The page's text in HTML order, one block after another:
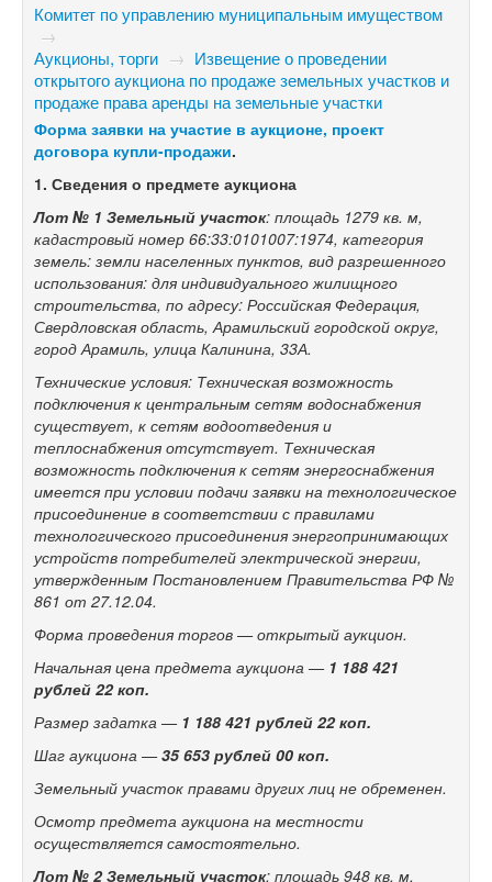
Комитет по управлению муниципальным имуществом
→
Аукционы, торги → Извещение о проведении
открытого аукциона по продаже земельных участков и
продаже права аренды на земельные участки
Форма заявки на участие в аукционе, проект
договора купли-продажи.
1. Сведения о предмете аукциона
Лот № 1 Земельный участок: площадь 1279 кв. м,
кадастровый номер 66:33:0101007:1974, категория
земель: земли населенных пунктов, вид разрешенного
использования: для индивидуального жилищного
строительства, по адресу: Российская Федерация,
Свердловская область, Арамильский городской округ,
город Арамиль, улица Калинина, 33А.
Технические условия: Техническая возможность
подключения к центральным сетям водоснабжения
существует, к сетям водоотведения и
теплоснабжения отсутствует. Техническая
возможность подключения к сетям энергоснабжения
имеется при условии подачи заявки на технологическое
присоединение в соответствии с правилами
технологического присоединения энергопринимающих
устройств потребителей электрической энергии,
утвержденным Постановлением Правительства РФ №
861 от 27.12.04.
Форма проведения торгов — открытый аукцион.
Начальная цена предмета аукциона — 1 188 421
рублей 22 коп.
Размер задатка — 1 188 421 рублей 22 коп.
Шаг аукциона —35 653 рублей 00 коп.
Земельный участок правами других лиц не обременен.
Осмотр предмета аукциона на местности
осуществляется самостоятельно.
Лот № 2 Земельный участок: площадь 948 кв. м,